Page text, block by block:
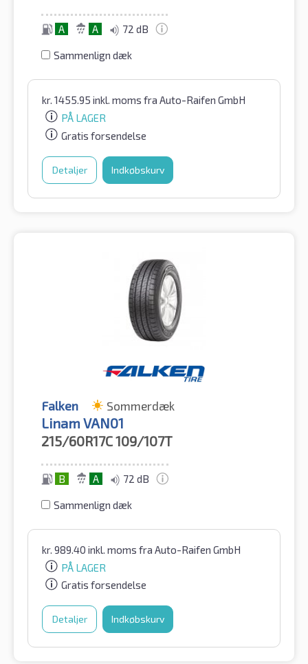
A A 72 dB
Sammenlign dæk
kr. 1455.95 inkl. moms fra Auto-Raifen GmbH
PÅ LAGER
Gratis forsendelse
Detaljer Indkøbskurv
Falken Sommerdæk
Linam VAN01
215/60R17C109/107T
B A 72 dB
Sammenlign dæk
kr. 989.40 inkl. moms fra Auto-Raifen GmbH
PÅ LAGER
Gratis forsendelse
Detaljer Indkøbskurv